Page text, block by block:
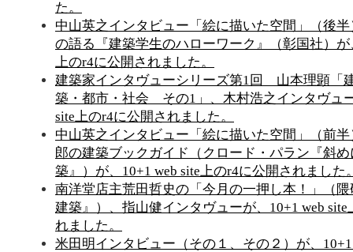
た。
中山英之インタビュー「絵に描いた空間」（後
の語る『建築学生のハローワーク』（彰国社）が
上のr4に公開されました。
建築家インタヴューシリーズ第1回 山本理顕「
築・都市・社会 その1」、木村浩之インタヴュ
site上のr4に公開されました。
中山英之インタビュー「絵に描いた空間」（前
郎の建築ブックガイド（クロード・パラン『斜
築』）が、10+1 web site上のr4に公開されました
南洋堂店主荒田哲史の「今月の一押し本！」（
建築』）、指山健インタヴューが、10+1 web
れました。
米田明インタビュー（その１、その２）が、